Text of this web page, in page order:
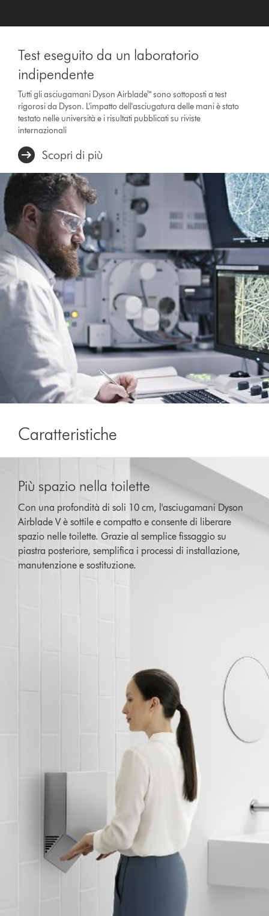
Test eseguito da un laboratorio
indipendente
Tutti gli asciugamani Dyson Airblade™ sono sottoposti a test
rigorosi da Dyson. L'impatto dell'asciugatura delle mani è stato
testato nelle università e i risultati pubblicati su riviste
internazionali
Scopri di più
Caratteristiche
Più spazio nella toilette
Con una profondità di soli 10 cm, l'asciugamani Dyson
Airblade V è sottile e compatto e consente di liberare
spazio nelle toilette. Grazie al semplice fissaggio su
piastra posteriore, semplifica i processi di installazione,
manutenzione e sostituzione.